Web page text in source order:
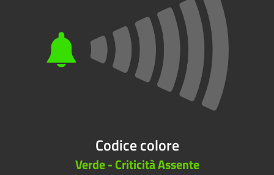
Codice colore
Verde - Criticità Assente